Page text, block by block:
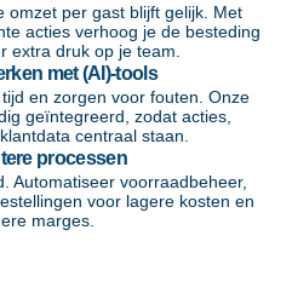
omzet per gast blijft gelijk. Met
acties verhoog je de besteding
extra druk op je team.
met (AI)-tools
en zorgen voor fouten. Onze
geïntegreerd, zodat acties,
centraal staan.
processen
Automatiseer voorraadbeheer,
voor lagere kosten en
marges.